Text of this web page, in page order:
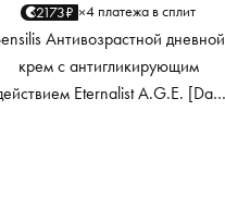
2173₽ ×4 платежа в сплит
Антивозрастной дневной
крем с антигликирующим
Eternalist A.G.E. [Day